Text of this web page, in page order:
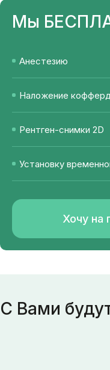
Мы
Анестезию
Наложение
Рентген-снимки 2D
Установку
Хочу на
С Вами